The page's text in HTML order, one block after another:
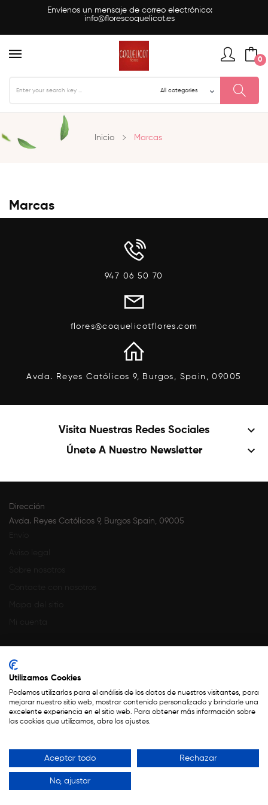
Envíenos un mensaje de correo electrónico:
info@florescoquelicot.es
0
Inicio Marcas
Marcas
947 06 50 70
flores@coquelicotflores.com
Avda. Reyes Católicos 9, Burgos, Spain, 09005
Visita Nuestras Redes Sociales keyboard_arrow_down
Únete A Nuestro Newsletter keyboard_arrow_down
Dirección
Avda. Reyes Católicos 9, Burgos Spain, 09005
Financiado por la Unión Europea – NextGenerationEU
Copyright 2023 ©Teseo
Todos Los Derechos Reservados Por CoquelicotFlores
Aviso Legal
Utilizamos Cookies
Podemos utilizarlas para el análisis de los datos de nuestros visitantes, para
mejorar nuestro sitio web, mostrar contenido personalizado y brindarle una
excelente experiencia en el sitio web. Para obtener más información sobre
las cookies que utilizamos, abre los ajustes.
Aceptar todo Rechazar
No, ajustar